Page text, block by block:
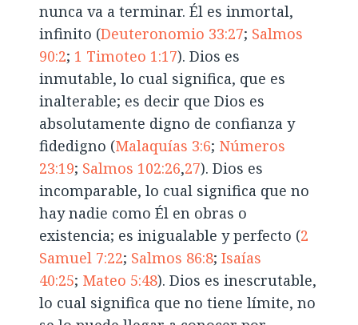
nunca va a terminar. Él es inmortal,
infinito (Deuteronomio 33:27; Salmos
90:2; 1 Timoteo 1:17). Dios es
inmutable, lo cual significa, que es
inalterable; es decir que Dios es
absolutamente digno de confianza y
fidedigno (Malaquías 3:6; Números
23:19; Salmos 102:26,27). Dios es
incomparable, lo cual significa que no
hay nadie como Él en obras o
existencia; es inigualable y perfecto (2
Samuel 7:22; Salmos 86:8;Isaías
40:25; Mateo 5:48). Dios es inescrutable,
lo cual significa que no tiene límite, no